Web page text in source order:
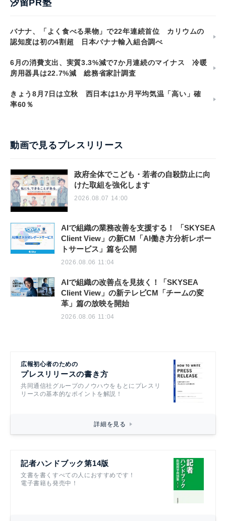
汐留PR塾
バナナ、「よく食べる果物」で22年連続首位 カリウムの
認知度は初の4割超 日本バナナ輸入組合調べ
6月の消費支出、実質3.3%減で7か月連続のマイナス 冷暖
房用器具は22.7%減 総務省家計調査
きょう8月7日は立秋 西日本は1か月平均気温「高い」確
率60％
動画で見るプレスリリース
政府全体でこども・若者の自殺防止に向
けた取組を強化します
2026.08.07 14:00
AIで組織の業務改善を支援する！ 「SKYSEA
Client View」の新CM「AI働き方分析レポー
トサービス」篇を公開
2026.08.06 11:04
AIで組織の改善点を見抜く！「SKYSEA
Client View」の新テレビCM「チームの変
革」篇の放映を開始
2026.08.06 11:04
広報初心者のための
プレスリリースの書き方
共同通信社グループのノウハウをもとにプレスリ
リースの基本的なポイントを解説！
詳細を見る
記者ハンドブック第14版
文書を書くすべての人におすすめです！
電子書籍も発売中！